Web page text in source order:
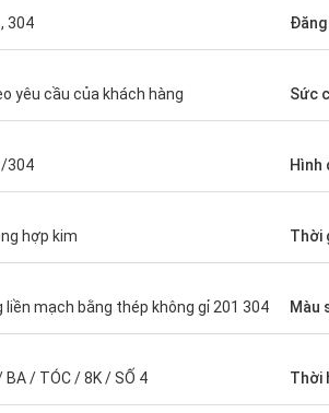
304 Đăng
yêu cầu của khách hàng Sức
304 Hình
hợp kim Thời
liền mạch bằng thép không gỉ 201 304 Màu
BA / TÓC / 8K / SỐ 4 Thời